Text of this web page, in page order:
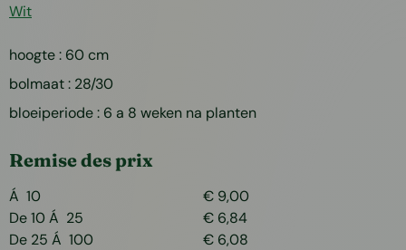
Wit
hoogte : 60 cm
bolmaat : 28/30
bloeiperiode : 6 a 8 weken na planten
Remise des prix
Á 10 € 9,00
De 10 Á 25
€ 6,84
De 25 Á 100
€ 6,08